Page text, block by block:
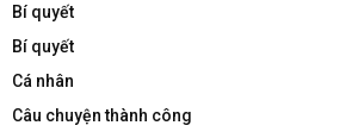
Bí quyết
Bí quyết
Cá nhân
Câu chuyện thành công